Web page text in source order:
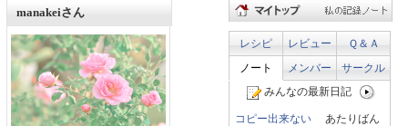
manakeiさん
レシピ レビュー
Ｑ＆Ａ
ノート
メンバー
サークル
みんなの最新日記
コピー出来ない あたりばん